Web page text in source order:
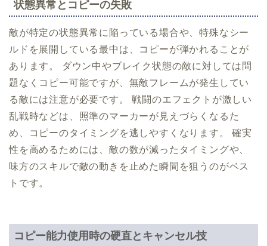
状態異常とコピーの失敗
敵が特定の状態異常に陥っている場合や、特殊なシー
ルドを展開している最中は、コピーが弾かれることが
あります。 ダウン中やブレイク状態の敵に対しては問
題なくコピー可能ですが、無敵フレームが発生してい
る敵には注意が必要です。 戦闘のエフェクトが激しい
乱戦時などは、照準のマーカーが見えづらくなるた
め、コピーのタイミングを逃しやすくなります。 確実
性を高めるためには、敵の数が減ったタイミングや、
味方のスキルで敵の動きを止めた瞬間を狙うのがベス
トです。
コピー能力使用時の硬直とキャンセル技